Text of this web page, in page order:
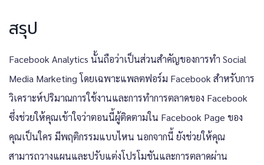
สรุป
Facebook Analytics นั้นถือว่าเป็นส่วนสำคัญของการทำ Social
Media Marketing โดยเฉพาะแพลตฟอร์ม Facebook สำหรับการ
วิเคราะห์ปริมาณการใช้งานและการทำการตลาดของ Facebook
ซึ่งช่วยให้คุณเข้าใจว่าตอนนี้ผู้ติดตามใน Facebook Page ของ
คุณเป็นใคร มีพฤติกรรมแบบไหน นอกจากนี้ ยังช่วยให้คุณ
สามารถวางแผนและปรับแต่งโปรโมชันและการตลาดผ่าน